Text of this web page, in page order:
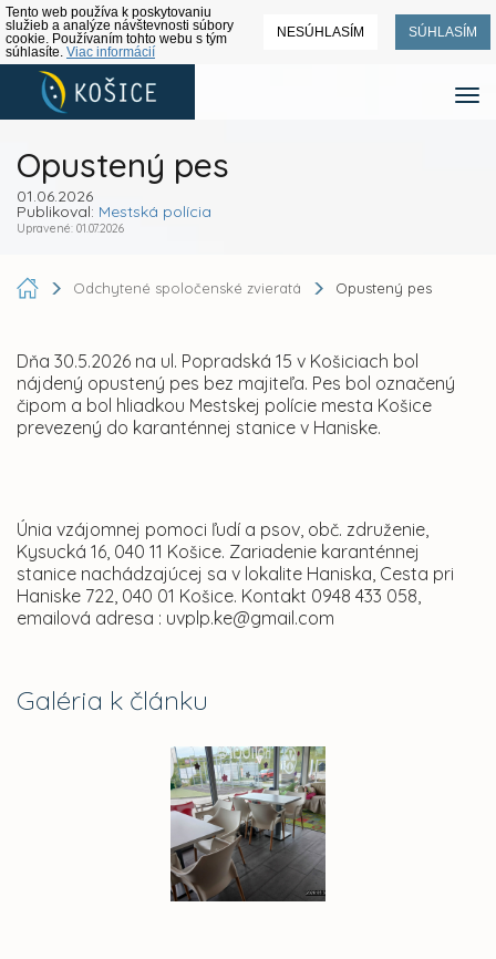
Tento web používa k poskytovaniu
služieb a analýze návštevnosti súbory
cookie. Používaním tohto webu s tým
súhlasíte. Viac informácií
NESÚHLASÍM SÚHLASÍM
Opustený pes
01.06.2026
Publikoval: Mestská polícia
Upravené: 01.07.2026
Galéria k článku
Odchytené spoločenské zvieratá Opustený pes
Dňa 30.5.2026 na ul. Popradská 15 v Košiciach bol
nájdený opustený pes bez majiteľa. Pes bol označený
čipom a bol hliadkou Mestskej polície mesta Košice
prevezený do karanténnej stanice v Haniske.
Únia vzájomnej pomoci ľudí a psov, obč. združenie,
Kysucká 16, 040 11 Košice. Zariadenie karanténnej
stanice nachádzajúcej sa v lokalite Haniska, Cesta pri
Haniske 722, 040 01 Košice. Kontakt 0948 433 058,
emailová adresa : uvplp.ke@gmail.com